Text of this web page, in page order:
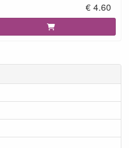
€ 4.60